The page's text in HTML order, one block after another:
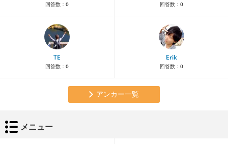
回答数： 0 回答数： 0
TE
回答数： 0
Erik
回答数： 0
アンカー一覧
メニュー